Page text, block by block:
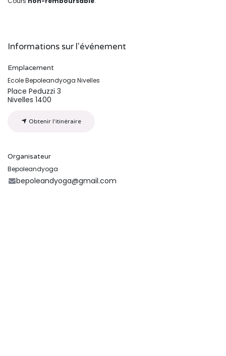
Informations sur l'événement
Emplacement
Ecole Bepoleandyoga Nivelles
Place Peduzzi 3
Nivelles 1400
Obtenir l'itinéraire
Organisateur
Bepoleandyoga
bepoleandyoga@gmail.com